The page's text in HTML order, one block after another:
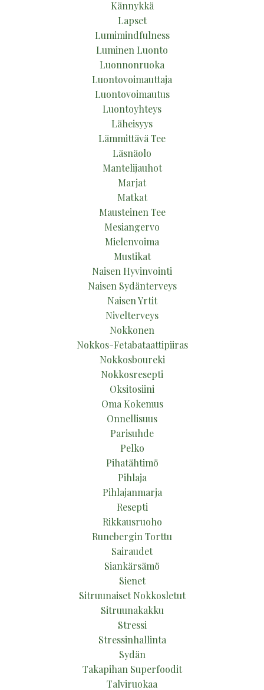
Kännykkä
Lapset
Lumimindfulness
Luminen Luonto
Luonnonruoka
Luontovoimauttaja
Luontovoimautus
Luontoyhteys
Läheisyys
Lämmittävä Tee
Läsnäolo
Mantelijauhot
Marjat
Matkat
Mausteinen Tee
Mesiangervo
Mielenvoima
Mustikat
Naisen Hyvinvointi
Naisen Sydänterveys
Naisen Yrtit
Nivelterveys
Nokkonen
Nokkos-Fetabataattipiiras
Nokkosboureki
Nokkosresepti
Oksitosiini
Oma Kokemus
Onnellisuus
Parisuhde
Pelko
Pihatähtimö
Pihlaja
Pihlajanmarja
Resepti
Rikkausruoho
Runebergin Torttu
Sairaudet
Siankärsämö
Sienet
Sitruunaiset Nokkosletut
Sitruunakakku
Stressi
Stressinhallinta
Sydän
Takapihan Superfoodit
Talviruokaa